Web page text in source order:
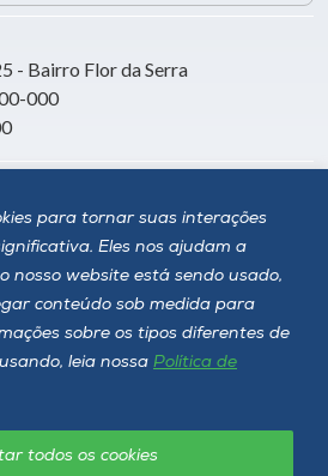
para tornar suas interações
Eles nos ajudam a
nosso website está sendo usado,
conteúdo sob medida para
sobre os tipos diferentes de
leia nossa Política de
todos os cookies
- Bairro Flor da Serra
000